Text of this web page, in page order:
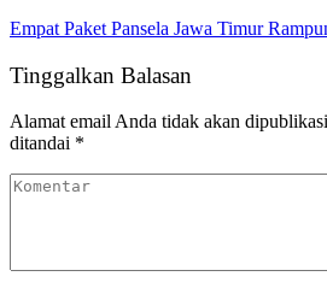
Empat Paket Pansela Jawa Timur
Tinggalkan Balasan
Alamat email Anda tidak akan
ditandai *